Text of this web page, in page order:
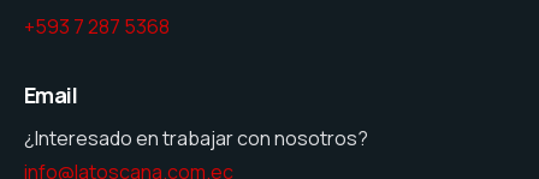
+593 7 287 5368
Email
¿Interesado en trabajar con nosotros?
info@latoscana.com.ec